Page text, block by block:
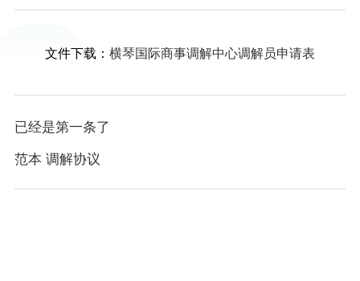
文件下载： 横琴国际商事调解中心调解员申请表
已经是第一条了
范本 调解协议